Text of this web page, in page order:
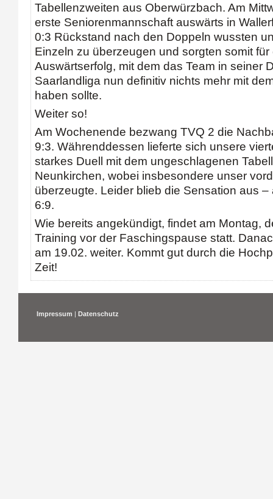
Tabellenzweiten aus Oberwürzbach. Am
erste Seniorenmannschaft auswärts in
0:3 Rückstand nach den Doppeln wussten
Einzeln zu überzeugen und sorgten somit für
Auswärtserfolg, mit dem das Team in seiner
Saarlandliga nun definitiv nichts mehr mit
haben sollte.
Weiter so!
Am Wochenende bezwang TVQ 2 die
9:3. Währenddessen lieferte sich unsere
starkes Duell mit dem ungeschlagenen
Neunkirchen, wobei insbesondere unser
überzeugte. Leider blieb die Sensation aus
6:9.
Wie bereits angekündigt, findet am Montag,
Training vor der Faschingspause statt.
am 19.02. weiter. Kommt gut durch die
Zeit!
Impressum | Datenschutz